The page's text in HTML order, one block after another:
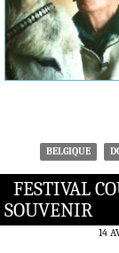
BELGIQUE
FESTIVAL
SOUVENIR
14